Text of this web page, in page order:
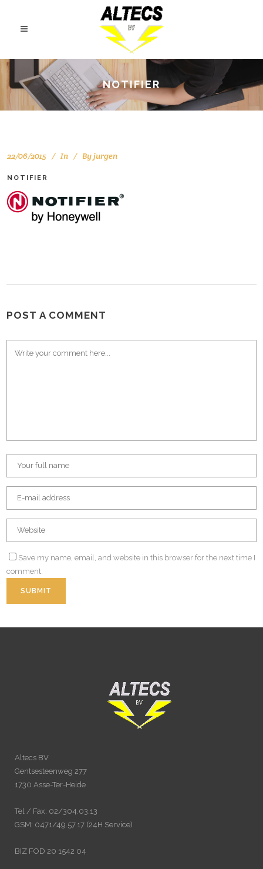
NOTIFIER
22/06/2015 In Byjurgen
NOTIFIER
POST A COMMENT
Save my name, email, and website in this browser for the next time I
comment.
Altecs BV
Gentsesteenweg 277
1730 Asse-Ter-Heide
Tel / Fax: 02/304.03.13
GSM: 0471/49.57.17 (24H Service)
BIZ FOD 20 1542 04